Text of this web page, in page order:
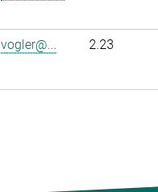
vogler@... 2.23